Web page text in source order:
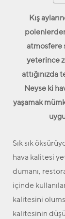
Kış
atmosfere
yeterince
attığınızda
Neyse ki
yaşamak
Sık sık
hava kalitesi
dumanı,
içinde
kalitesini
kalitesinin